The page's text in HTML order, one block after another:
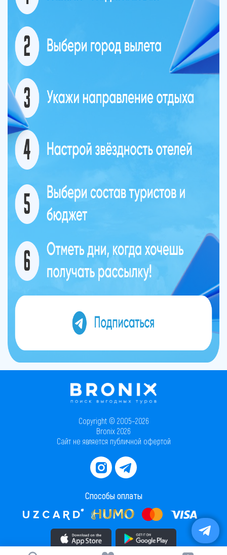
Copyright © 2005–2026
Bronix 2026
Сайт не является публичной офертой
Способы оплаты
Скачать приложение в AppStore Скачать приложение в PlayMarket